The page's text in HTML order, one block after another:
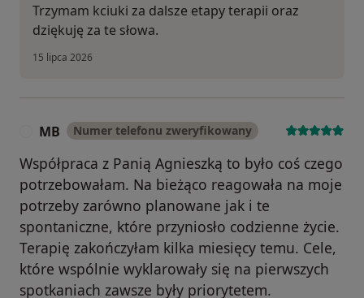
Trzymam kciuki za dalsze etapy terapii oraz
dziękuję za te słowa.
15 lipca 2026
MB Numer telefonu zweryfikowany
Współpraca z Panią Agnieszką to było coś czego
potrzebowałam. Na bieżąco reagowała na moje
potrzeby zarówno planowane jak i te
spontaniczne, które przyniosło codzienne życie.
Terapię zakończyłam kilka miesięcy temu. Cele,
które wspólnie wyklarowały się na pierwszych
spotkaniach zawsze były priorytetem.